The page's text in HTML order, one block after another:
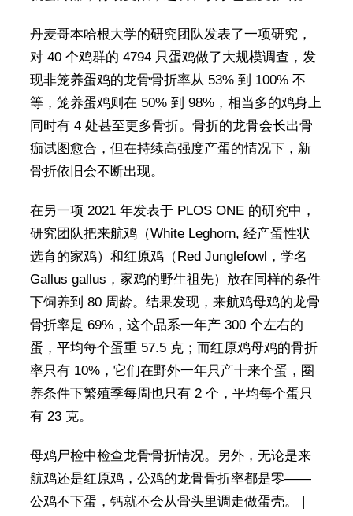
丹麦哥本哈根大学的研究团队发表了一项研究，
对 40 个鸡群的 4794 只蛋鸡做了大规模调查，发
现非笼养蛋鸡的龙骨骨折率从 53% 到 100% 不
等，笼养蛋鸡则在 50% 到 98%，相当多的鸡身上
同时有 4 处甚至更多骨折。骨折的龙骨会长出骨
痂试图愈合，但在持续高强度产蛋的情况下，新
骨折依旧会不断出现。
在另一项 2021 年发表于 PLOS ONE 的研究中，
研究团队把来航鸡（White Leghorn, 经产蛋性状
选育的家鸡）和红原鸡（Red Junglefowl，学名
Gallus gallus，家鸡的野生祖先）放在同样的条件
下饲养到 80 周龄。结果发现，来航鸡母鸡的龙骨
骨折率是 69%，这个品系一年产 300 个左右的
蛋，平均每个蛋重 57.5 克；而红原鸡母鸡的骨折
率只有 10%，它们在野外一年只产十来个蛋，圈
养条件下繁殖季每周也只有 2 个，平均每个蛋只
有 23 克。
母鸡尸检中检查龙骨骨折情况。另外，无论是来
航鸡还是红原鸡，公鸡的龙骨骨折率都是零——
公鸡不下蛋，钙就不会从骨头里调走做蛋壳。 |